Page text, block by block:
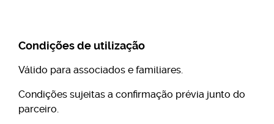
Condições de utilização
Válido para associados e familiares.
Condições sujeitas a confirmação prévia junto do
parceiro.